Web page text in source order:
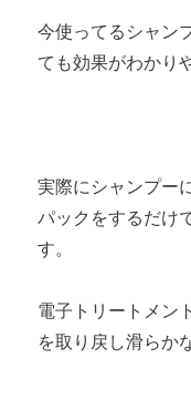
今使ってるシャン
ても効果がわかり
実際にシャンプー
パックをするだけ
す。
電子トリートメン
を取り戻し滑らか